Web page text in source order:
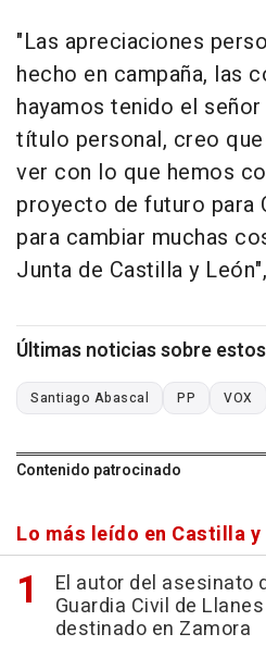
"Las apreciaciones
hecho en campaña, las
hayamos tenido el
título personal, creo
ver con lo que hemos
proyecto de futuro para
para cambiar muchas
Junta de Castilla y
Últimas noticias sobre
Santiago Abascal PP VOX
Contenido patrocinado
Lo más leído en Castilla y
El autor del asesinato
Guardia Civil de
destinado en Zamora